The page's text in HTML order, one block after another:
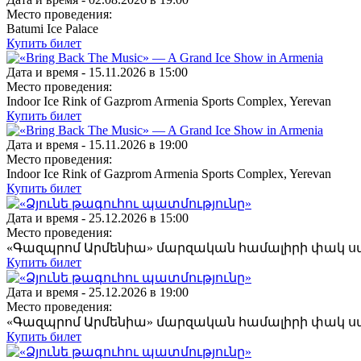
Место проведения:
Batumi Ice Palace
Купить билет
Дата и время - 15.11.2026 в 15:00
Место проведения:
Indoor Ice Rink of Gazprom Armenia Sports Complex, Yerevan
Купить билет
Дата и время - 15.11.2026 в 19:00
Место проведения:
Indoor Ice Rink of Gazprom Armenia Sports Complex, Yerevan
Купить билет
Дата и время - 25.12.2026 в 15:00
Место проведения:
«Գազպրոմ Արմենիա» մարզական համալիրի փակ
Купить билет
Дата и время - 25.12.2026 в 19:00
Место проведения:
«Գազպրոմ Արմենիա» մարզական համալիրի փակ
Купить билет